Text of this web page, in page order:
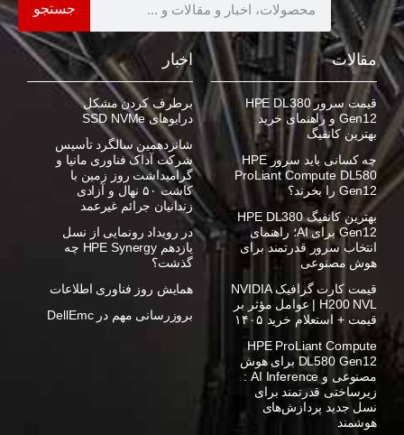
جستجو
مقالات
قیمت سرور HPE DL380
Gen12 و راهنمای خرید
بهترین کانفیگ
چه کسانی باید سرور HPE
ProLiant Compute DL580
Gen12 را بخرند؟
بهترین کانفیگ HPE DL380
Gen12 برای AI؛ راهنمای
انتخاب سرور قدرتمند برای
هوش مصنوعی
قیمت کارت گرافیک NVIDIA
H200 NVL | عوامل مؤثر بر
قیمت + استعلام خرید ۱۴۰۵
HPE ProLiant Compute
DL580 Gen12 برای هوش
مصنوعی و AI Inference :
زیرساختی قدرتمند برای
نسل جدید پردازش‌های
هوشمند
اخبار
برطرف کردن مشکل
درایوهای SSD NVMe
شانزدهمین سالگرد تأسیس
شرکت آداک فناوری مانیا و
گرامیداشت روز زمین با
کاشت ۵۰ نهال و آزادی
زندانیان جرائم غیرعمد
در رویداد رونمایی از نسل
یازدهم HPE Synergy چه
گذشت؟
همایش روز فناوری اطلاعات
بروزرسانی مهم در DellEmc